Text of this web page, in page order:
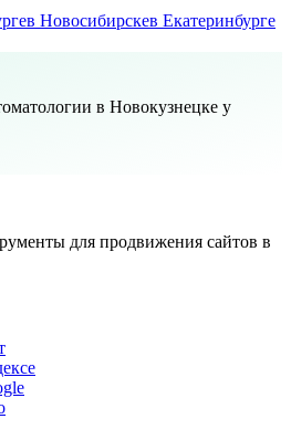
в Новосибирскев Екатеринбурге
в Новокузнецке у
для продвижения сайтов в